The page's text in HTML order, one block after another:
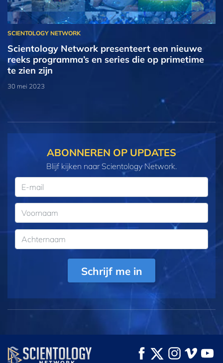
Scientology Network presenteert een nieuwe
reeks programma’s en series die op primetime
te zien zijn
30 mei 2023
ABONNEREN OP UPDATES
Blijf kijken naar Scientology Network.
Schrijf me in